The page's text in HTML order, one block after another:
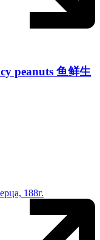
peanuts 鱼鲜生